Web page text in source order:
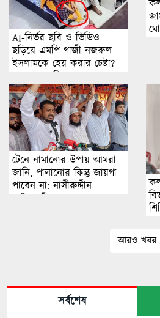
AI-নির্ভর ছবি ও ভিডিও
ছড়িয়ে এমপি গাজী নজরুল
ইসলামকে হেয় করার চেষ্টা?
অনুসন্ধানে মিলছে না বাস্তব
ঘটনার প্রমাণ
টেনে নামানোর উপায় আমরা
জানি, পালানোর কিন্তু জায়গা
পাবেন না: নাসীরুদ্দীন
পাটওয়ারী
আরও খবর
সর্বশেষ